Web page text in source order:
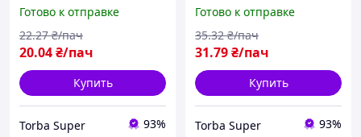
Готово к отправке
20.04₴/пач
22.27 ₴/пач
Купить
Torba Super 93%
Готово к отправке
31.79₴/пач
35.32 ₴/пач
Купить
Torba Super 93%